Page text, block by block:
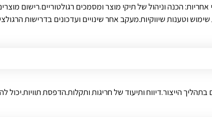
הכנה וניהול של תיקי מוצר ומסמכים רגולטוריים.רישום
וטענות שיווקיות.מעקב אחר שינויים ועדכונים בדרישות
הייצור.דיווח ותיעוד של חריגות ותקלות.הדפסת תוויות.יכול